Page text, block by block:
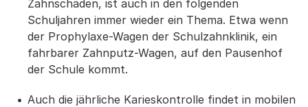
Zahnschäden, ist auch in den folgenden
Schuljahren immer wieder ein Thema. Etwa wenn
der Prophylaxe-Wagen der Schulzahnklinik, ein
fahrbarer Zahnputz-Wagen, auf den Pausenhof
der Schule kommt.
Auch die jährliche Karieskontrolle findet in mobilen